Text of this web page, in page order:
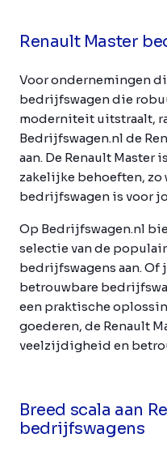
Renault Master
Voor ondernemingen
bedrijfswagen die
moderniteit uitstraalt,
Bedrijfswagen.nl de
aan. De Renault Master
zakelijke behoeften, zo
bedrijfswagen is voor
Op Bedrijfswagen.nl
selectie van de
bedrijfswagens aan. Of
betrouwbare
een praktische
goederen, de Renault
veelzijdigheid en
Breed scala aan
bedrijfswagens